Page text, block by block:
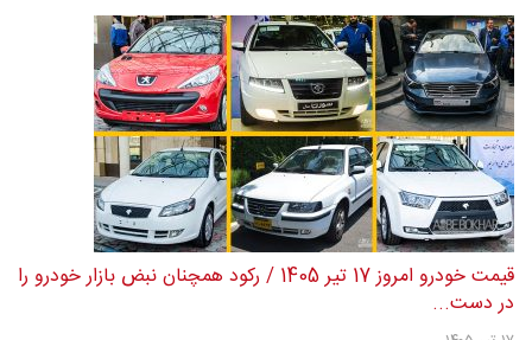
قیمت خودرو امروز 17 تیر 1405 / رکود همچنان نبض بازار خودرو را
در دست...